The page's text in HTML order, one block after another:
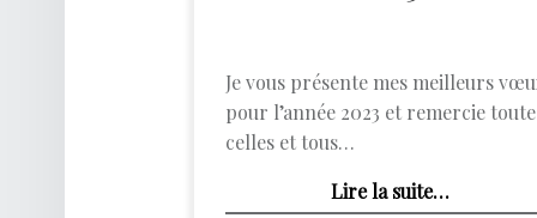
Je vous présente mes meilleurs
pour l’année 2023 et remercie
celles et tous…
Lire la suite“Mes vœux pour cette nouvelle année 2023”
…